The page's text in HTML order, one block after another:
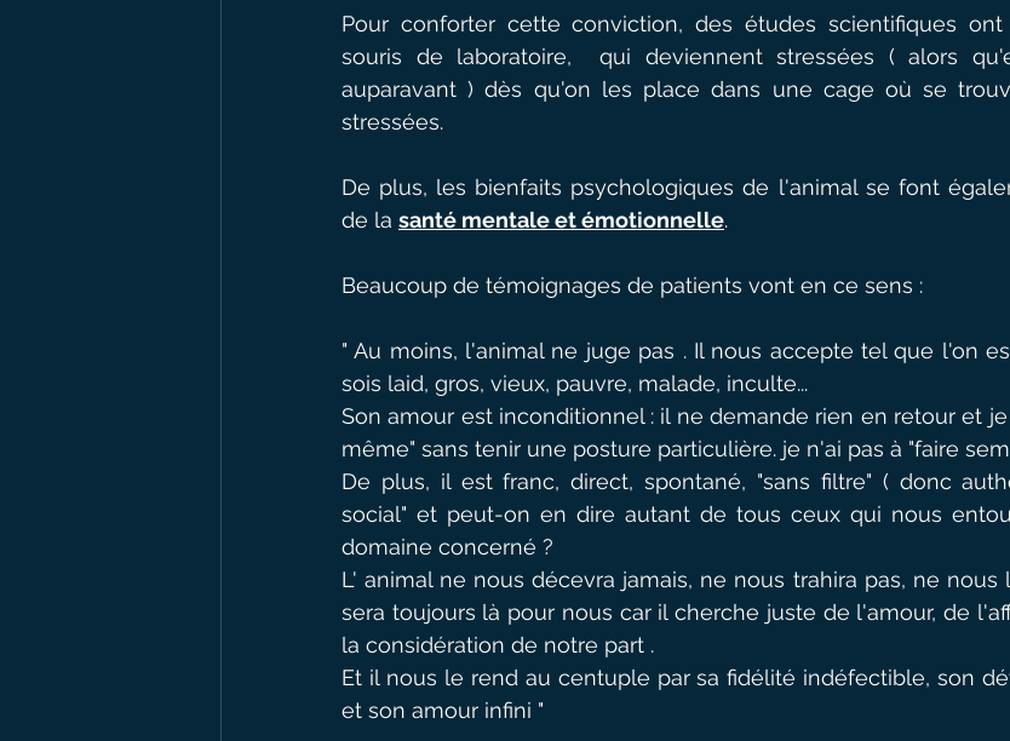
Pour conforter cette conviction, des études scientifiques
souris de laboratoire,  qui deviennent stressées ( alors
auparavant ) dès qu'on les place dans une cage où se
stressées.
De plus, les bienfaits psychologiques de l'animal se font
de la santé mentale et émotionnelle.
Beaucoup de témoignages de patients vont en ce sens :
" Au moins, l'animal ne juge pas . Il nous accepte tel que l'on
sois laid, gros, vieux, pauvre, malade, inculte...
Son amour est inconditionnel : il ne demande rien en retour et
même" sans tenir une posture particulière. je n'ai pas à "faire
De plus, il est franc, direct, spontané, "sans filtre" ( donc
social" et peut-on en dire autant de tous ceux qui nous
domaine concerné ?
L' animal ne nous décevra jamais, ne nous trahira pas, ne nous
sera toujours là pour nous car il cherche juste de l'amour, de
la considération de notre part .
Et il nous le rend au centuple par sa fidélité indéfectible, son
et son amour infini "